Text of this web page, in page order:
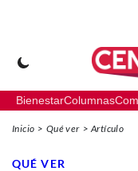
BienestarColumnas
Inicio Qué ver Artículo
QUÉ VER